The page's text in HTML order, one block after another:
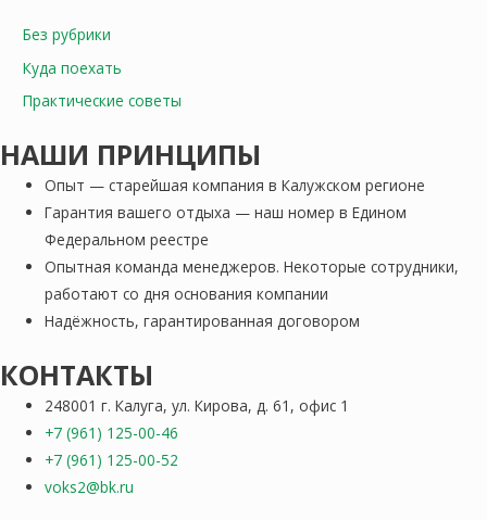
Без рубрики
Куда поехать
Практические советы
НАШИ ПРИНЦИПЫ
Опыт — старейшая компания в Калужском регионе
Гарантия вашего отдыха — наш номер в Едином
Федеральном реестре
Опытная команда менеджеров. Некоторые сотрудники,
работают со дня основания компании
Надёжность, гарантированная договором
КОНТАКТЫ
248001 г. Калуга, ул. Кирова, д. 61, офис 1
+7 (961) 125-00-46
+7 (961) 125-00-52
voks2@bk.ru